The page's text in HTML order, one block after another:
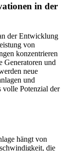
in der
der Entwicklung
von
konzentrieren
Generatoren und
neue
und
volle Potenzial der
hängt von
die